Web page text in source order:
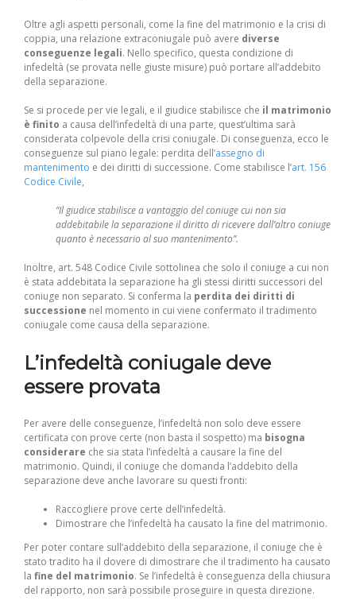
Oltre agli aspetti personali, come la fine del matrimonio e la crisi di
coppia, una relazione extraconiugale può avere diverse
conseguenze legali. Nello specifico, questa condizione di
infedeltà (se provata nelle giuste misure) può portare all’addebito
della separazione.
Se si procede per vie legali, e il giudice stabilisce che il matrimonio
è finito a causa dell’infedeltà di una parte, quest’ultima sarà
considerata colpevole della crisi coniugale. Di conseguenza, ecco le
conseguenze sul piano legale: perdita dell’assegno di
mantenimento e dei diritti di successione. Come stabilisce l’art. 156
Codice Civile,
“Il giudice stabilisce a vantaggio del coniuge cui non sia
addebitabile la separazione il diritto di ricevere dall’altro coniuge
quanto è necessario al suo mantenimento”.
Inoltre, art. 548 Codice Civile sottolinea che solo il coniuge a cui non
è stata addebitata la separazione ha gli stessi diritti successori del
coniuge non separato. Si conferma la perdita dei diritti di
successione nel momento in cui viene confermato il tradimento
coniugale come causa della separazione.
L’infedeltà coniugale deve
essere provata
Per avere delle conseguenze, l’infedeltà non solo deve essere
certificata con prove certe (non basta il sospetto) ma bisogna
considerare che sia stata l’infedeltà a causare la fine del
matrimonio. Quindi, il coniuge che domanda l’addebito della
separazione deve anche lavorare su questi fronti:
Raccogliere prove certe dell’infedeltà.
Dimostrare che l’infedeltà ha causato la fine del matrimonio.
Per poter contare sull’addebito della separazione, il coniuge che è
stato tradito ha il dovere di dimostrare che il tradimento ha causato
la fine del matrimonio. Se l’infedeltà è conseguenza della chiusura
del rapporto, non sarà possibile proseguire in questa direzione.